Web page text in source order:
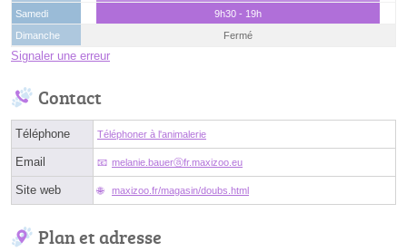
Samedi
9h30 - 19h
Dimanche
Fermé
Signaler une erreur
Contact
Téléphone Téléphoner à l'animalerie
Email melanie.bauerⓐfr.maxizoo.eu
Site web maxizoo.fr/magasin/doubs.html
Plan et adresse